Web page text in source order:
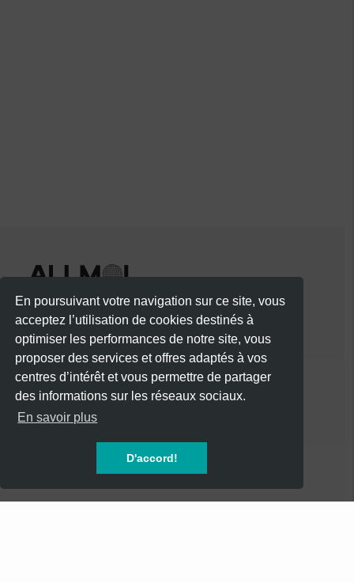
En poursuivant votre navigation sur ce site, vous
acceptez l’utilisation de cookies destinés à
optimiser les performances de notre site, vous
proposer des services et offres adaptés à vos
centres d’intérêt et vous permettre de partager
des informations sur les réseaux sociaux.
En savoir plus
D'accord!
CATÉGORIES